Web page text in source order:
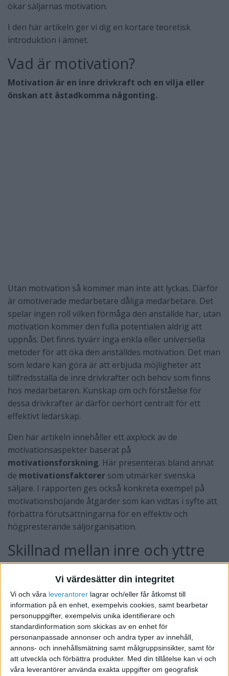
Vi värdesätter din integritet
Vi och våra leverantorer lagrar och/eller får åtkomst till
information på en enhet, exempelvis cookies, samt bearbetar
personuppgifter, exempelvis unika identifierare och
standardinformation som skickas av en enhet för
personanpassade annonser och andra typer av innehåll,
annons- och innehållsmätning samt målgruppsinsikter, samt för
att utveckla och förbättra produkter. Med din tillåtelse kan vi och
våra leverantörer använda exakta uppgifter om geografisk
ökar säljarnas motivation.
I den här artikeln ger vi dig en kortare teoretisk
introduktion i ämnet.
Vad är motivation?
Motivation är en inre drivkraft och en vilja eller
önskan att åstadkomma någonting.
Utan motivation så kommer man inte att lyckas. Därför
är omotiverade medarbetare dåliga medarbetare. Det
spelar ingen roll vilken förmåga den anställde har, utan
motivation kommer den fulla potentialen aldrig att
uppnås. Det finns tyvärr inga enkla eller universella
metoder för att öka den anställdes motivation. Det man
som ledare kan göra är att erbjuda möjligheter att
tillfredsställa de inre drivkrafter och behov som finns
hos medarbetaren. Kunskap om och förståelse för
dessa drivkrafter är därför oerhört centralt för ett
effektivt ledarskap.
Den här artikeln innehåller ett axplock av de
motivationsaspekter baserat på
motivationsforskning. Här presenteras bland annat
de motivationsfaktorer som utmärker svenska
säljare. I rapporten ges också konkreta exempel på
motivationshöjande åtgärder som kan vidtas i syfte att
förbättra förutsättningarna för en effektiv och
högpresterande säljorganisation.
Skillnad mellan inre och yttre
motivation
Inom forskningslitteraturen talas det ofta om två olika
sorters motivation:inreochyttre motivation .
Yttre motivationutgörs av konkreta faktorer i form
av belöningar och bestraffningar. De positiva yttre
motivationsfaktorerna brukar normalt gälla sådant
som provision, lön och befordran medan de negativa
kan bestå av rädsla för avsked eller brist på befordran.